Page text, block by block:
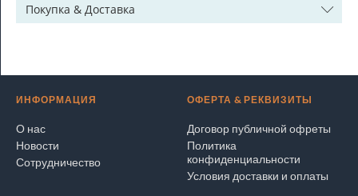
Покупка & Доставка
ИНФОРМАЦИЯ
О нас
Новости
Сотрудничество
ОФЕРТА & РЕКВИЗИТЫ
Договор публичной офреты
Политика
конфиденциальности
Условия доставки и оплаты